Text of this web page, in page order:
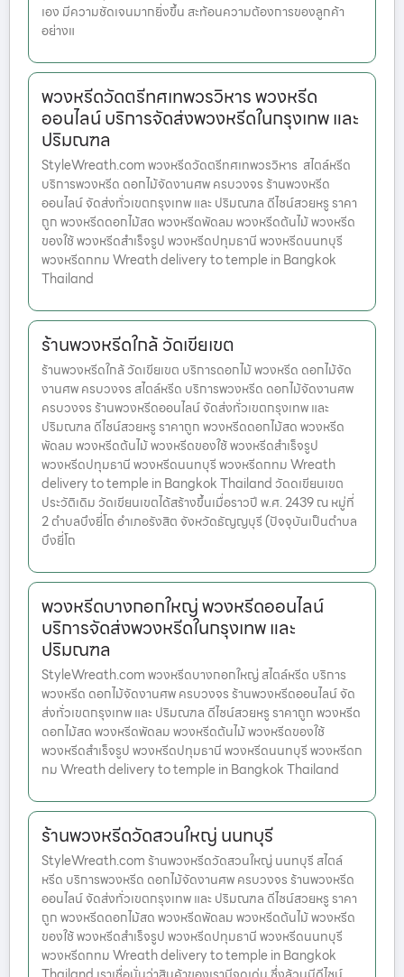
เอง มีความชัดเจนมากยิ่งขึ้น สะท้อนความต้องการของลูกค้า
อย่างแ
พวงหรีดวัดตรีทศเทพวรวิหาร พวงหรีด
ออนไลน์ บริการจัดส่งพวงหรีดในกรุงเทพ และ
ปริมณฑล
StyleWreath.com พวงหรีดวัดตรีทศเทพวรวิหาร สไตล์หรีด
บริการพวงหรีด ดอกไม้จัดงานศพ ครบวงจร ร้านพวงหรีด
ออนไลน์ จัดส่งทั่วเขตกรุงเทพ และ ปริมณฑล ดีไซน์สวยหรู ราคา
ถูก พวงหรีดดอกไม้สด พวงหรีดพัดลม พวงหรีดต้นไม้ พวงหรีด
ของใช้ พวงหรีดสำเร็จรูป พวงหรีดปทุมธานี พวงหรีดนนทบุรี
พวงหรีดกทม Wreath delivery to temple in Bangkok
Thailand
ร้านพวงหรีดใกล้ วัดเขียเขต
ร้านพวงหรีดใกล้ วัดเขียเขต บริการดอกไม้ พวงหรีด ดอกไม้จัด
งานศพ ครบวงจร สไตล์หรีด บริการพวงหรีด ดอกไม้จัดงานศพ
ครบวงจร ร้านพวงหรีดออนไลน์ จัดส่งทั่วเขตกรุงเทพ และ
ปริมณฑล ดีไซน์สวยหรู ราคาถูก พวงหรีดดอกไม้สด พวงหรีด
พัดลม พวงหรีดต้นไม้ พวงหรีดของใช้ พวงหรีดสำเร็จรูป
พวงหรีดปทุมธานี พวงหรีดนนทบุรี พวงหรีดกทม Wreath
delivery to temple in Bangkok Thailand วัดดเขียนเขต
ประวัติเดิม วัดเขียนเขตได้สร้างขึ้นเมื่อราวปี พ.ศ. 2439 ณ หมู่ที่
2 ตำบลบึงยี่โถ อำเภอรังสิต จังหวัดธัญญบุรี (ปัจจุบันเป็นตำบล
บึงยี่โถ
พวงหรีดบางกอกใหญ่ พวงหรีดออนไลน์
บริการจัดส่งพวงหรีดในกรุงเทพ และ
ปริมณฑล
StyleWreath.com พวงหรีดบางกอกใหญ่ สไตล์หรีด บริการ
พวงหรีด ดอกไม้จัดงานศพ ครบวงจร ร้านพวงหรีดออนไลน์ จัด
ส่งทั่วเขตกรุงเทพ และ ปริมณฑล ดีไซน์สวยหรู ราคาถูก พวงหรีด
ดอกไม้สด พวงหรีดพัดลม พวงหรีดต้นไม้ พวงหรีดของใช้
พวงหรีดสำเร็จรูป พวงหรีดปทุมธานี พวงหรีดนนทบุรี พวงหรีดก
ทม Wreath delivery to temple in Bangkok Thailand
ร้านพวงหรีดวัดสวนใหญ่ นนทบุรี
StyleWreath.com ร้านพวงหรีดวัดสวนใหญ่ นนทบุรี สไตล์
หรีด บริการพวงหรีด ดอกไม้จัดงานศพ ครบวงจร ร้านพวงหรีด
ออนไลน์ จัดส่งทั่วเขตกรุงเทพ และ ปริมณฑล ดีไซน์สวยหรู ราคา
ถูก พวงหรีดดอกไม้สด พวงหรีดพัดลม พวงหรีดต้นไม้ พวงหรีด
ของใช้ พวงหรีดสำเร็จรูป พวงหรีดปทุมธานี พวงหรีดนนทบุรี
พวงหรีดกทม Wreath delivery to temple in Bangkok